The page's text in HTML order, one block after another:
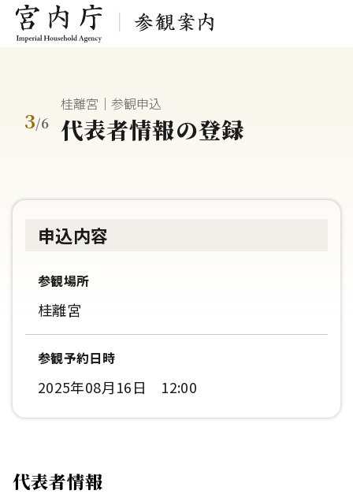
3/6
桂離宮｜参観申込
代表者情報の登録
申込内容
参観場所
桂離宮
参観予約日時
2025年08月16日 12:00
代表者情報